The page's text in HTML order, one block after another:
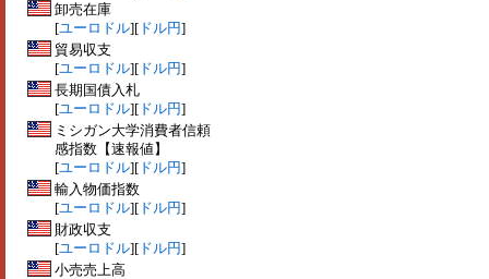
卸売在庫
[ユーロドル][ ドル円]
貿易収支
[ユーロドル][ ドル円]
長期国債入札
[ユーロドル][ ドル円]
ミシガン大学消費者信頼
感指数【速報値】
[ユーロドル][ ドル円]
輸入物価指数
[ユーロドル][ ドル円]
財政収支
[ユーロドル][ ドル円]
小売売上高